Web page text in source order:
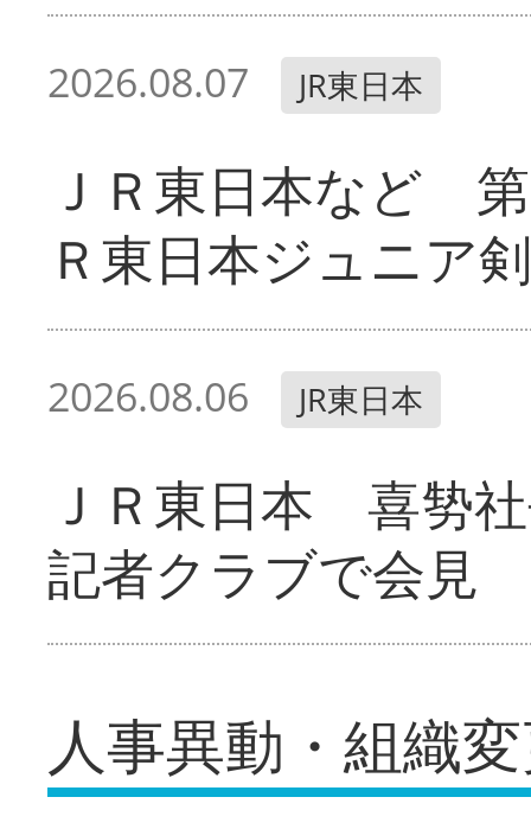
2026.08.07 JR東日本
ＪＲ東日本など
Ｒ東日本ジュニア
2026.08.06 JR東日本
ＪＲ東日本 喜㔟
記者クラブで会見
人事異動・組織